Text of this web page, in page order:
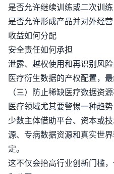
是否允许继续训练或二次训练
是否允许形成产品并对外经营
收益如何分配
安全责任如何承担
泄露、越权使用和再识别风
医疗衍生数据的产权配置，
（三）防止稀缺医疗数据资
医疗领域尤其要警惕一种趋势
少数主体借助平台、资本或
源、专病数据资源和真实世
定。
这不仅会抬高行业创新门槛